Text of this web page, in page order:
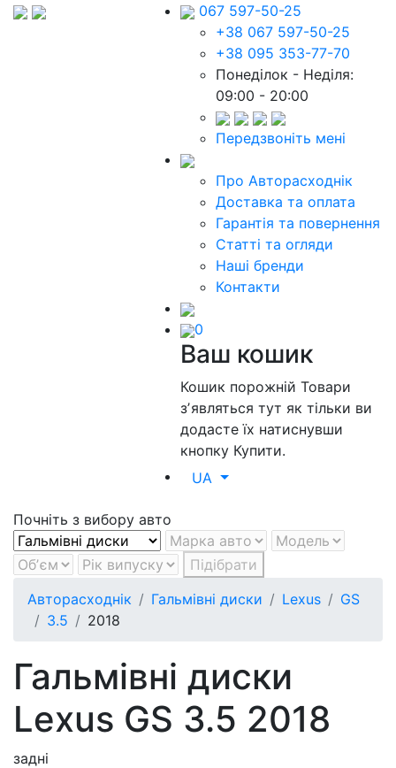
067 597-50-25
+38 067 597-50-25
+38 095 353-77-70
Понеділок - Неділя:
09:00 - 20:00
Передзвоніть мені
Про Авторасходнік
Доставка та оплата
Гарантія та повернення
Статті та огляди
Наші бренди
Контакти
0
Ваш кошик
Кошик порожнійТовари
зʼявляться тут як тільки ви
додасте їх натиснувши
кнопку Купити.
UA
Почніть з вибору авто
Підібрати
Авторасходнік
Гальмівні диски Lexus
GS
3.5
2018
Гальмівні диски
Lexus GS 3.5 2018
задні